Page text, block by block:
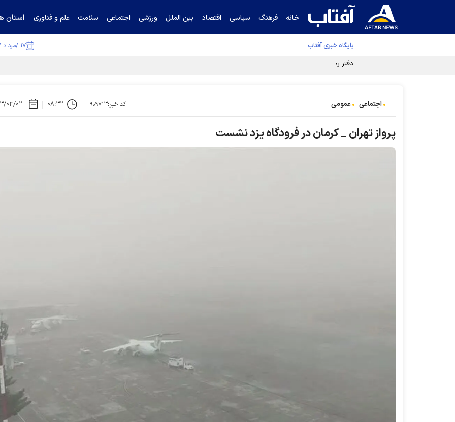
خانه فرهنگ سیاسی اقتصاد بین الملل ورزشی اجتماعی سلامت علم و فناوری استان
پایگاه خبری آفتاب ۱۷ /مرداد /۱۴۰۵
دفتر رهبر انقلاب ادعای خرازی درباره پزشکیان را تکذیب کرد
اجتماعی عمومی کد خبر:۹۰۹۷۱۳ ۰۸:۳۲ ۱۴۰۳/
پرواز تهران _ کرمان در فرودگاه یزد نشست